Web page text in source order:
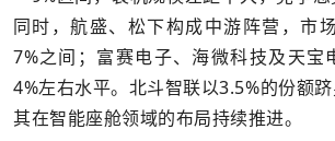
同时，航盛、松下构成中游阵营，市
7%之间；富赛电子、海微科技及天宝
4%左右水平。北斗智联以3.5%的份额
其在智能座舱领域的布局持续推进。